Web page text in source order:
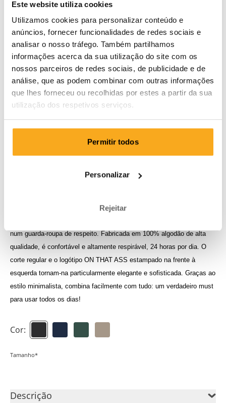
Este website utiliza cookies
Utilizamos cookies para personalizar conteúdo e
anúncios, fornecer funcionalidades de redes sociais e
analisar o nosso tráfego. Também partilhamos
informações acerca da sua utilização do site com os
nossos parceiros de redes sociais, de publicidade e de
análise, que as podem combinar com outras informações
que lhes forneceu ou recolhidas por estes a partir da sua
utilização dos respetivos serviços.
Permitir todos
Personalizar
Rejeitar
num guarda-roupa de respeito. Fabricada em 100% algodão de alta
qualidade, é confortável e altamente respirável, 24 horas por dia. O
corte regular e o logótipo ON THAT ASS estampado na frente à
esquerda tornam-na particularmente elegante e sofisticada. Graças ao
estilo minimalista, combina facilmente com tudo: um verdadeiro must
para usar todos os dias!
Cor:
Tamanho*
Descrição